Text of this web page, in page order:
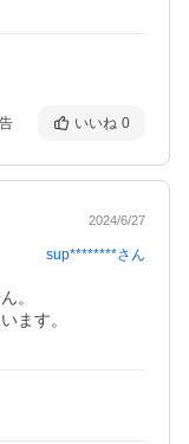
いいね 0
2024/6/27
sup********さん
。
ます。